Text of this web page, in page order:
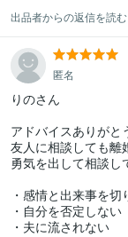
出品者からの返信を読む
匿名
りのさん
アドバイスありがと
友人に相談しても離
勇気を出して相談し
・感情と出来事を切
・自分を否定しない
・夫に流されない